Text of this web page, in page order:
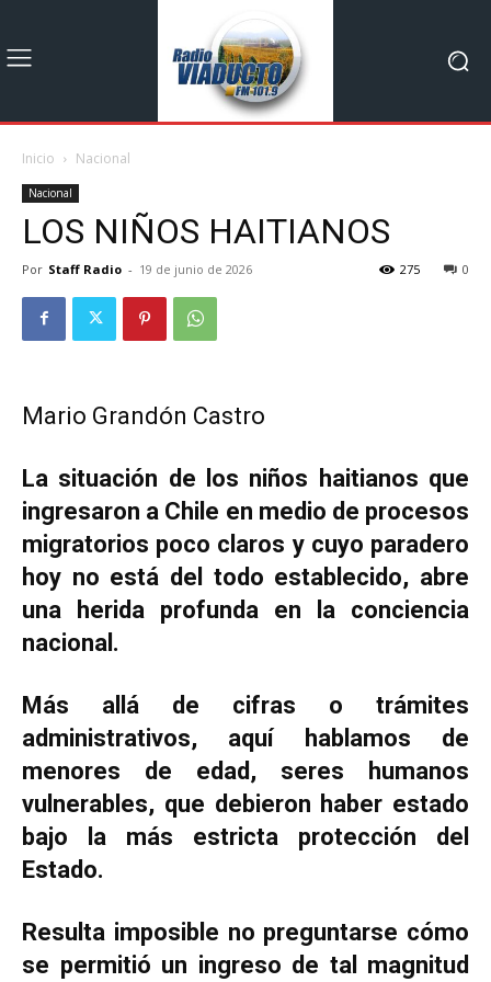
Inicio Nacional
Nacional
LOS NIÑOS HAITIANOS
Por Staff Radio - 19 de junio de 2026 0
275
Mario Grandón Castro
La situación de los niños haitianos que
ingresaron a Chile en medio de procesos
migratorios poco claros y cuyo paradero
hoy no está del todo establecido, abre
una herida profunda en la conciencia
nacional.
Más allá de cifras o trámites
administrativos, aquí hablamos de
menores de edad, seres humanos
vulnerables, que debieron haber estado
bajo la más estricta protección del
Estado.
Resulta imposible no preguntarse cómo
se permitió un ingreso de tal magnitud